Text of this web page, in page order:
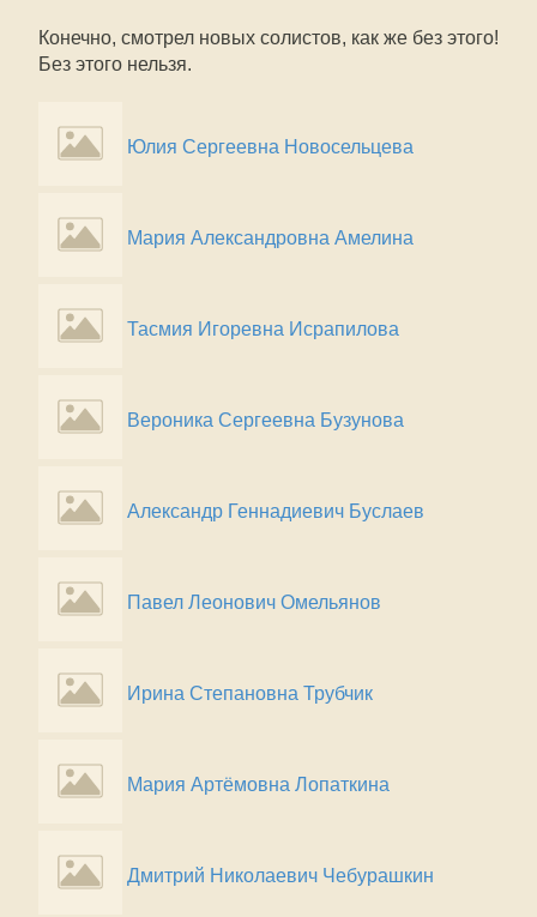
Конечно, смотрел новых солистов, как же без этого!
Без этого нельзя.
Юлия Сергеевна Новосельцева
Мария Александровна Амелина
Тасмия Игоревна Исрапилова
Вероника Сергеевна Бузунова
Александр Геннадиевич Буслаев
Павел Леонович Омельянов
Ирина Степановна Трубчик
Мария Артёмовна Лопаткина
Дмитрий Николаевич Чебурашкин